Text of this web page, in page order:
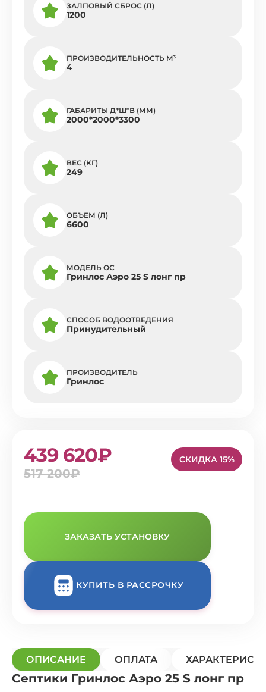
ЗАЛПОВЫЙ СБРОС (Л)
1200
ПРОИЗВОДИТЕЛЬНОСТЬ M³
4
ГАБАРИТЫ Д*Ш*В (ММ)
2000*2000*3300
ВЕС (КГ)
249
ОБЪЕМ (Л)
6600
МОДЕЛЬ ОС
Гринлос Аэро 25 S лонг пр
СПОСОБ ВОДООТВЕДЕНИЯ
Принудительный
ПРОИЗВОДИТЕЛЬ
Гринлос
439 620₽
517 200₽
СКИДКА 15%
ЗАКАЗАТЬ УСТАНОВКУ
КУПИТЬ В РАССРОЧКУ
ОПИСАНИЕ ОПЛАТА
Септики Гринлос Аэро 25 S лонг пр